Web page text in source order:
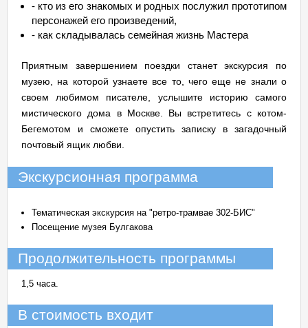
- кто из его знакомых и родных послужил прототипом
персонажей его произведений,
- как складывалась семейная жизнь Мастера
Приятным завершением поездки станет экскурсия по
музею, на которой узнаете все то, чего еще не знали о
своем любимом писателе, услышите историю самого
мистического дома в Москве. Вы встретитесь с котом-
Бегемотом и сможете опустить записку в загадочный
почтовый ящик любви.
Экскурсионная программа
Тематическая экскурсия на "ретро-трамвае 302-БИС"
Посещение музея Булгакова
Продолжительность программы
1,5 часа.
В стоимость входит